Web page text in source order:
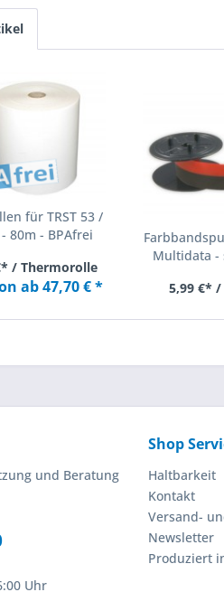
für TRST 53 /
80m - BPAfrei
/ Thermorolle
ab 47,70 € *
Multidata -
5,99 €*
und Beratung
Uhr
Shop
Haltbarkeit
Kontakt
Versand-
Newsletter
Produziert